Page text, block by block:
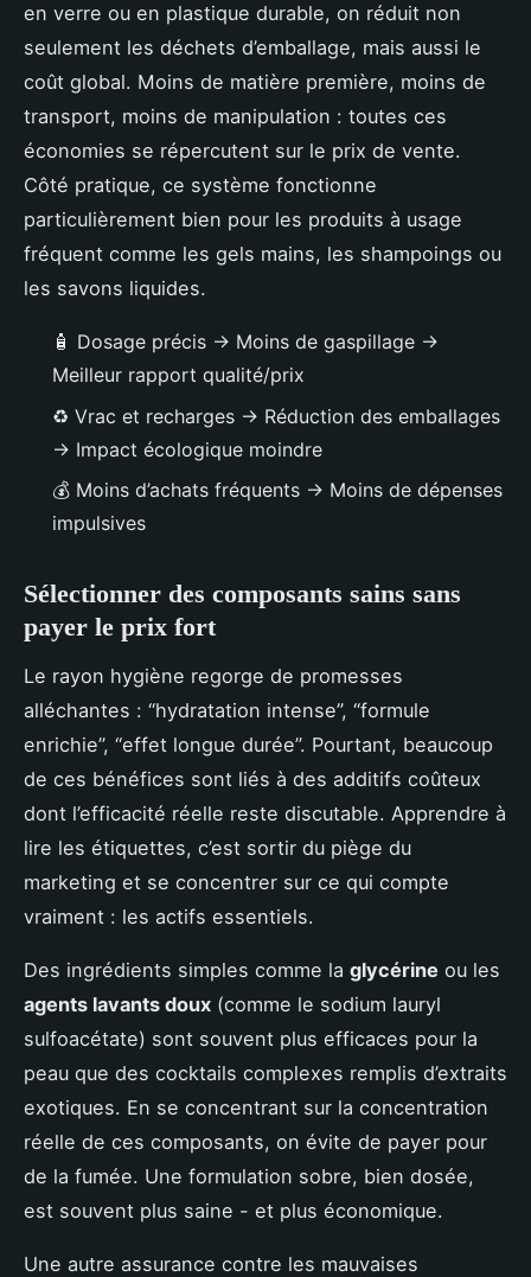
en verre ou en plastique durable, on réduit non
seulement les déchets d’emballage, mais aussi le
coût global. Moins de matière première, moins de
transport, moins de manipulation : toutes ces
économies se répercutent sur le prix de vente.
Côté pratique, ce système fonctionne
particulièrement bien pour les produits à usage
fréquent comme les gels mains, les shampoings ou
les savons liquides.
🧴 Dosage précis → Moins de gaspillage →
Meilleur rapport qualité/prix
♻️ Vrac et recharges → Réduction des emballages
→ Impact écologique moindre
💰 Moins d’achats fréquents → Moins de dépenses
impulsives
Sélectionner des composants sains sans
payer le prix fort
Le rayon hygiène regorge de promesses
alléchantes : “hydratation intense”, “formule
enrichie”, “effet longue durée”. Pourtant, beaucoup
de ces bénéfices sont liés à des additifs coûteux
dont l’efficacité réelle reste discutable. Apprendre à
lire les étiquettes, c’est sortir du piège du
marketing et se concentrer sur ce qui compte
vraiment : les actifs essentiels.
Des ingrédients simples comme la glycérine ou les
agents lavants doux (comme le sodium lauryl
sulfoacétate) sont souvent plus efficaces pour la
peau que des cocktails complexes remplis d’extraits
exotiques. En se concentrant sur la concentration
réelle de ces composants, on évite de payer pour
de la fumée. Une formulation sobre, bien dosée,
est souvent plus saine - et plus économique.
Une autre assurance contre les mauvaises